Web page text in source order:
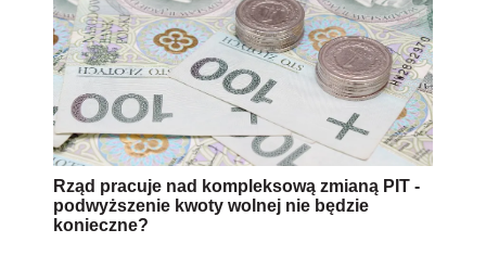
Rząd pracuje nad kompleksową zmianą PIT -
podwyższenie kwoty wolnej nie będzie
konieczne?